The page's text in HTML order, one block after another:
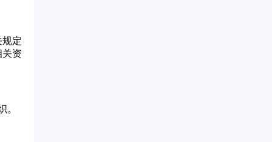
规定
资
。